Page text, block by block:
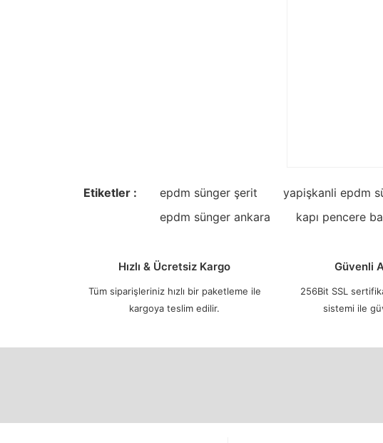
Etiketler : epdm sünger şerit yapişkanli epdm
epdm sünger ankara
kapı pencere
Hızlı & Ücretsiz Kargo
Tüm siparişleriniz hızlı bir paketleme ile
kargoya teslim edilir.
Güvenli
256Bit SSL
sistemi ile